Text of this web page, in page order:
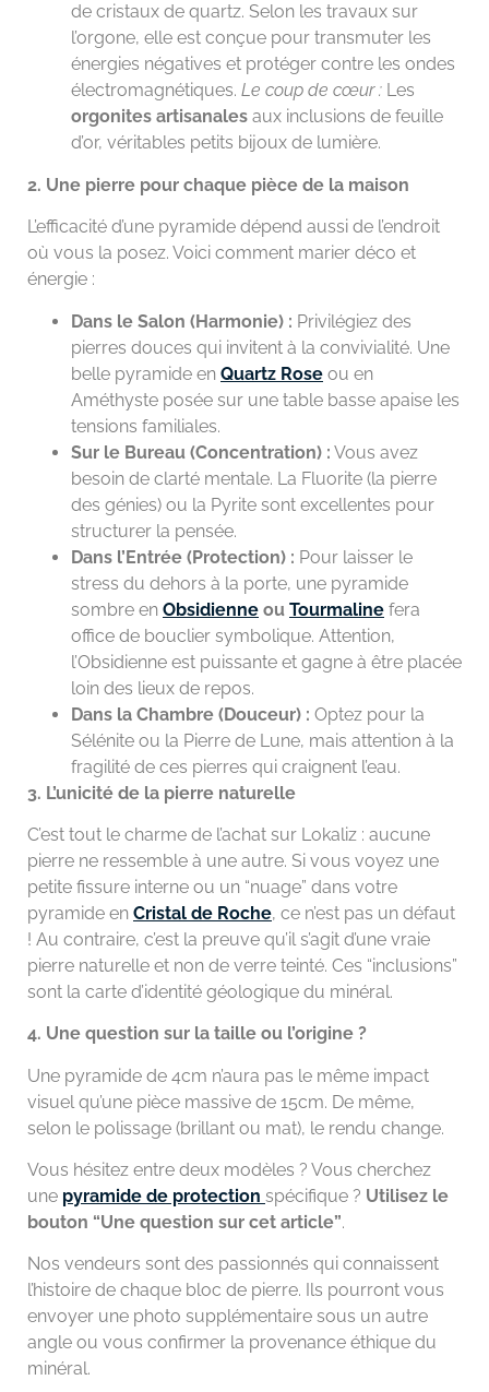
de cristaux de quartz. Selon les travaux sur
l’orgone, elle est conçue pour transmuter les
énergies négatives et protéger contre les ondes
électromagnétiques. Le coup de cœur : Les
orgonites artisanales aux inclusions de feuille
d’or, véritables petits bijoux de lumière.
2. Une pierre pour chaque pièce de la maison
L’efficacité d’une pyramide dépend aussi de l’endroit
où vous la posez. Voici comment marier déco et
énergie :
Dans le Salon (Harmonie) : Privilégiez des
pierres douces qui invitent à la convivialité. Une
belle pyramide en Quartz Rose ou en
Améthyste posée sur une table basse apaise les
tensions familiales.
Sur le Bureau (Concentration) : Vous avez
besoin de clarté mentale. La Fluorite (la pierre
des génies) ou la Pyrite sont excellentes pour
structurer la pensée.
Dans l’Entrée (Protection) : Pour laisser le
stress du dehors à la porte, une pyramide
sombre en Obsidienne ou Tourmaline fera
office de bouclier symbolique. Attention,
l’Obsidienne est puissante et gagne à être placée
loin des lieux de repos.
Dans la Chambre (Douceur) : Optez pour la
Sélénite ou la Pierre de Lune, mais attention à la
fragilité de ces pierres qui craignent l’eau.
3. L’unicité de la pierre naturelle
C’est tout le charme de l’achat sur Lokaliz : aucune
pierre ne ressemble à une autre. Si vous voyez une
petite fissure interne ou un “nuage” dans votre
pyramide en Cristal de Roche, ce n’est pas un défaut
! Au contraire, c’est la preuve qu’il s’agit d’une vraie
pierre naturelle et non de verre teinté. Ces “inclusions”
sont la carte d’identité géologique du minéral.
4. Une question sur la taille ou l’origine ?
Une pyramide de 4cm n’aura pas le même impact
visuel qu’une pièce massive de 15cm. De même,
selon le polissage (brillant ou mat), le rendu change.
Vous hésitez entre deux modèles ? Vous cherchez
une pyramide de protection spécifique ? Utilisez le
bouton “Une question sur cet article”.
Nos vendeurs sont des passionnés qui connaissent
l’histoire de chaque bloc de pierre. Ils pourront vous
envoyer une photo supplémentaire sous un autre
angle ou vous confirmer la provenance éthique du
minéral.